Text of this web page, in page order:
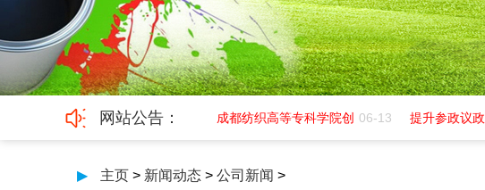
网站公告：
成都鑫艺高印务招聘平面 07-01 成都纺织高等专科学院创 06-13 提升参政议政
▶ 主页 > 新闻动态 > 公司新闻 >